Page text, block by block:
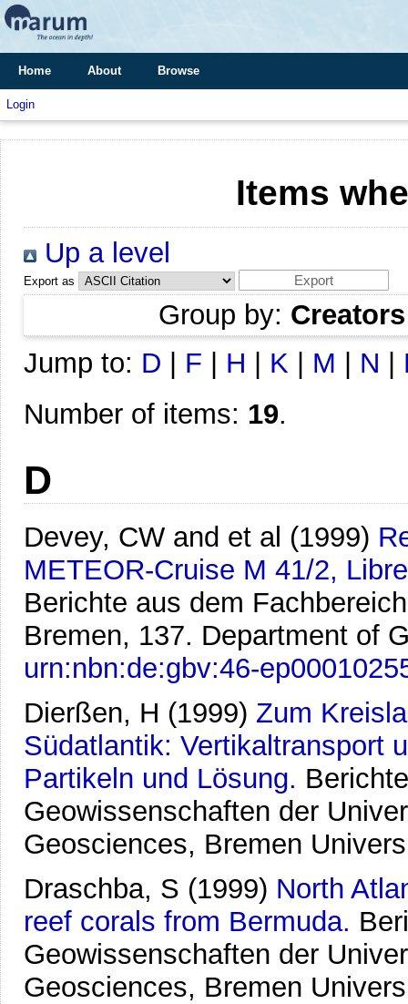
Home About Browse
Login
Items
Up a level
Export as
Group by: Creators
Jump to: D F H K M N
Number of items: 19.
D
Devey, CW and et al (1999)
METEOR-Cruise M 41/2,
Berichte aus dem
Bremen, 137. Department of
urn:nbn:de:gbv:46-
Dierßen, H (1999) Zum
Südatlantik: Vertikaltransport
Partikeln und Lösung.
Geowissenschaften der
Geosciences, Bremen
Draschba, S (1999) North
reef corals from Bermuda.
Geowissenschaften der
Geosciences, Bremen